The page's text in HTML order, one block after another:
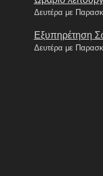
Δευτέρα με
Εξυπηρέτηση
Δευτέρα με